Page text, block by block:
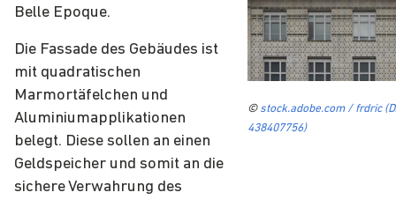
Belle Epoque.
Die Fassade des Gebäudes ist
mit quadratischen
Marmortäfelchen und
Aluminiumapplikationen
belegt. Diese sollen an einen
Geldspeicher und somit an die
sichere Verwahrung des
© stock.adobe.com / frdric
438407756)